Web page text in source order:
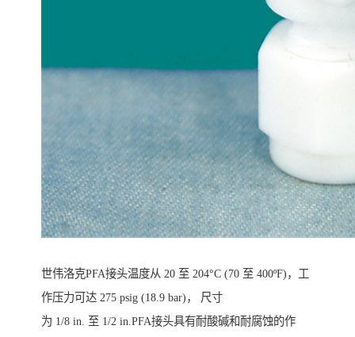
世伟洛克PFA接头温度从 20 至 204°C (70 至 400ºF)，工
作压力可达 275 psig (18.9 bar)， 尺寸
为 1/8 in. 至 1/2 in.PFA接头具有耐酸碱和耐腐蚀的作